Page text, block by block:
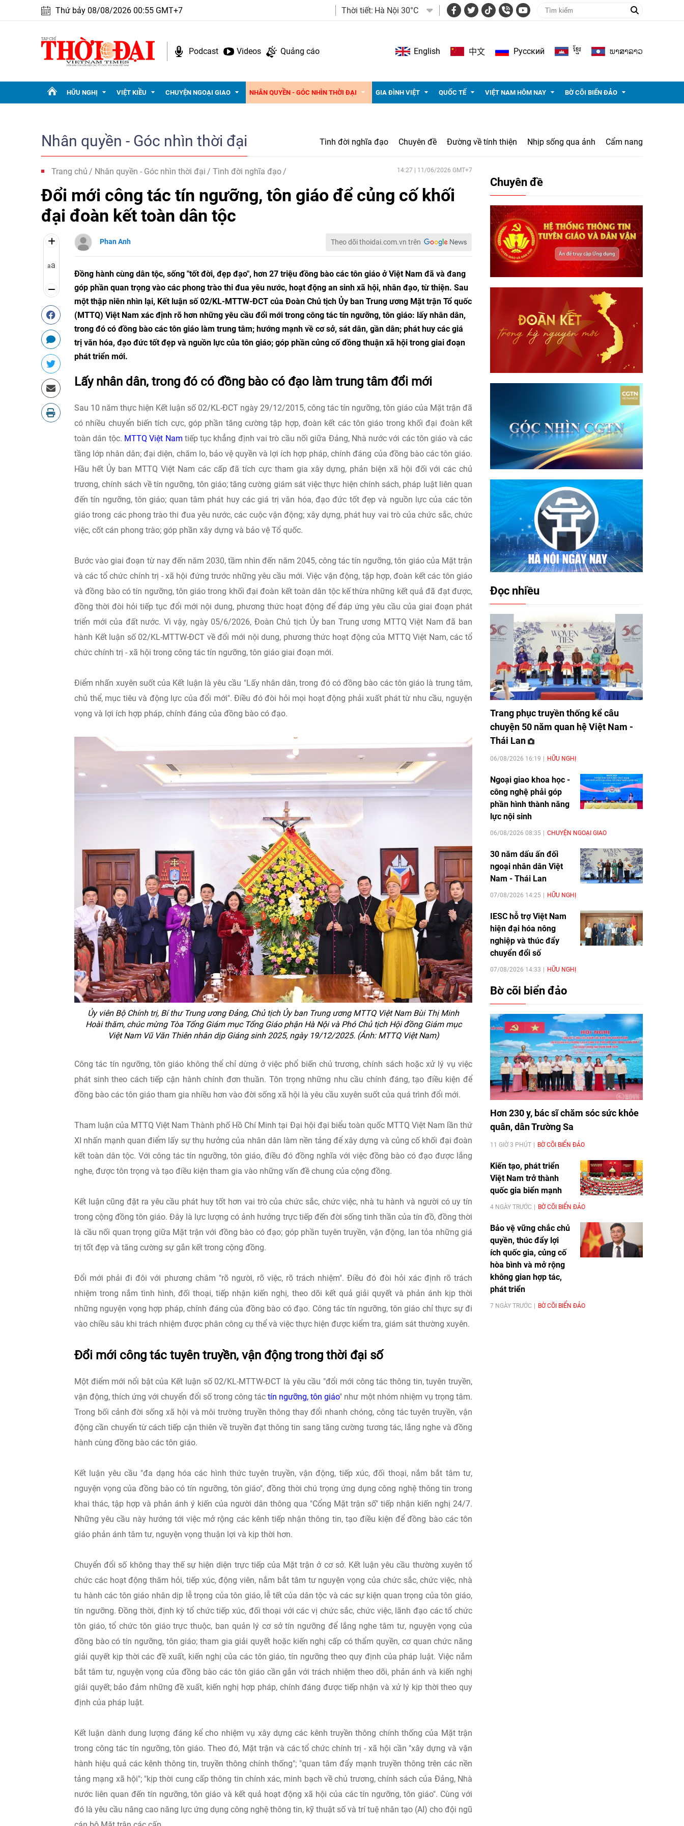
Thứ bảy 08/08/2026 00:55 GMT+7 Thời tiết: Hà Nội 30°C
Podcast Videos Quảng cáo English 中文 Pусский ខ្មែរ ພາ​ສາ​ລາວ
HỮU NGHỊ VIỆT KIỀU CHUYỆN NGOẠI GIAO NHÂN QUYỀN - GÓC NHÌN THỜI ĐẠI GIA ĐÌNH VIỆT QUỐC TẾ VIỆT NAM HÔM NAY BỜ CÕI BIỂN ĐẢO
Nhân quyền - Góc nhìn thời đại Tình đời nghĩa đạo Chuyên đề Đường về tính thiện Nhịp sống qua ảnh Cẩm nang
Trang chủ Nhân quyền - Góc nhìn thời đại Tình đời nghĩa đạo 14:27 | 11/06/2026 GMT+7
Đổi mới công tác tín ngưỡng, tôn giáo để củng cố khối
đại đoàn kết toàn dân tộc
aa
Phan Anh Theo dõi thoidai.com.vn trên
Đồng hành cùng dân tộc, sống "tốt đời, đẹp đạo", hơn 27 triệu đồng bào các tôn giáo ở Việt Nam đã và đang
góp phần quan trọng vào các phong trào thi đua yêu nước, hoạt động an sinh xã hội, nhân đạo, từ thiện. Sau
một thập niên nhìn lại, Kết luận số 02/KL-MTTW-ĐCT của Đoàn Chủ tịch Ủy ban Trung ương Mặt trận Tổ quốc
(MTTQ) Việt Nam xác định rõ hơn những yêu cầu đổi mới trong công tác tín ngưỡng, tôn giáo: lấy nhân dân,
trong đó có đồng bào các tôn giáo làm trung tâm; hướng mạnh về cơ sở, sát dân, gần dân; phát huy các giá
trị văn hóa, đạo đức tốt đẹp và nguồn lực của tôn giáo; góp phần củng cố đồng thuận xã hội trong giai đoạn
phát triển mới.
Lấy nhân dân, trong đó có đồng bào có đạo làm trung tâm đổi mới
Sau 10 năm thực hiện Kết luận số 02/KL-ĐCT ngày 29/12/2015, công tác tín ngưỡng, tôn giáo của Mặt trận đã
có nhiều chuyển biến tích cực, góp phần tăng cường tập hợp, đoàn kết các tôn giáo trong khối đại đoàn kết
toàn dân tộc. MTTQ Việt Nam tiếp tục khẳng định vai trò cầu nối giữa Đảng, Nhà nước với các tôn giáo và các
tầng lớp nhân dân; đại diện, chăm lo, bảo vệ quyền và lợi ích hợp pháp, chính đáng của đồng bào các tôn giáo.
Hầu hết Ủy ban MTTQ Việt Nam các cấp đã tích cực tham gia xây dựng, phản biện xã hội đối với các chủ
trương, chính sách về tín ngưỡng, tôn giáo; tăng cường giám sát việc thực hiện chính sách, pháp luật liên quan
đến tín ngưỡng, tôn giáo; quan tâm phát huy các giá trị văn hóa, đạo đức tốt đẹp và nguồn lực của các tôn
giáo trong các phong trào thi đua yêu nước, các cuộc vận động; xây dựng, phát huy vai trò của chức sắc, chức
việc, cốt cán phong trào; góp phần xây dựng và bảo vệ Tổ quốc.
Bước vào giai đoạn từ nay đến năm 2030, tầm nhìn đến năm 2045, công tác tín ngưỡng, tôn giáo của Mặt trận
và các tổ chức chính trị - xã hội đứng trước những yêu cầu mới. Việc vận động, tập hợp, đoàn kết các tôn giáo
và đồng bào có tín ngưỡng, tôn giáo trong khối đại đoàn kết toàn dân tộc kế thừa những kết quả đã đạt được,
đồng thời đòi hỏi tiếp tục đổi mới nội dung, phương thức hoạt động để đáp ứng yêu cầu của giai đoạn phát
triển mới của đất nước. Vì vậy, ngày 05/6/2026, Đoàn Chủ tịch Ủy ban Trung ương MTTQ Việt Nam đã ban
hành Kết luận số 02/KL-MTTW-ĐCT về đổi mới nội dung, phương thức hoạt động của MTTQ Việt Nam, các tổ
chức chính trị - xã hội trong công tác tín ngưỡng, tôn giáo giai đoạn mới.
Điểm nhấn xuyên suốt của Kết luận là yêu cầu "Lấy nhân dân, trong đó có đồng bào các tôn giáo là trung tâm,
chủ thể, mục tiêu và động lực của đổi mới". Điều đó đòi hỏi mọi hoạt động phải xuất phát từ nhu cầu, nguyện
vọng và lợi ích hợp pháp, chính đáng của đồng bào có đạo.
Ủy viên Bộ Chính trị, Bí thư Trung ương Đảng, Chủ tịch Ủy ban Trung ương MTTQ Việt Nam Bùi Thị Minh
Hoài thăm, chúc mừng Tòa Tổng Giám mục Tổng Giáo phận Hà Nội và Phó Chủ tịch Hội đồng Giám mục
Việt Nam Vũ Văn Thiên nhân dịp Giáng sinh 2025, ngày 19/12/2025. (Ảnh: MTTQ Việt Nam)
Công tác tín ngưỡng, tôn giáo không thể chỉ dừng ở việc phổ biến chủ trương, chính sách hoặc xử lý vụ việc
phát sinh theo cách tiếp cận hành chính đơn thuần. Tôn trọng những nhu cầu chính đáng, tạo điều kiện để
đồng bào các tôn giáo tham gia nhiều hơn vào đời sống xã hội là yêu cầu xuyên suốt của quá trình đổi mới.
Tham luận của MTTQ Việt Nam Thành phố Hồ Chí Minh tại Đại hội đại biểu toàn quốc MTTQ Việt Nam lần thứ
XI nhấn mạnh quan điểm lấy sự thụ hưởng của nhân dân làm nền tảng để xây dựng và củng cố khối đại đoàn
kết toàn dân tộc. Với công tác tín ngưỡng, tôn giáo, điều đó đồng nghĩa với việc đồng bào có đạo được lắng
nghe, được tôn trọng và tạo điều kiện tham gia vào những vấn đề chung của cộng đồng.
Kết luận cũng đặt ra yêu cầu phát huy tốt hơn vai trò của chức sắc, chức việc, nhà tu hành và người có uy tín
trong cộng đồng tôn giáo. Đây là lực lượng có ảnh hưởng trực tiếp đến đời sống tinh thần của tín đồ, đồng thời
là cầu nối quan trọng giữa Mặt trận với đồng bào có đạo; góp phần tuyên truyền, vận động, lan tỏa những giá
trị tốt đẹp và tăng cường sự gắn kết trong cộng đồng.
Đổi mới phải đi đôi với phương châm "rõ người, rõ việc, rõ trách nhiệm". Điều đó đòi hỏi xác định rõ trách
nhiệm trong nắm tình hình, đối thoại, tiếp nhận kiến nghị, theo dõi kết quả giải quyết và phản ánh kịp thời
những nguyện vọng hợp pháp, chính đáng của đồng bào có đạo. Công tác tín ngưỡng, tôn giáo chỉ thực sự đi
vào chiều sâu khi trách nhiệm được phân công cụ thể và việc thực hiện được kiểm tra, giám sát thường xuyên.
Đổi mới công tác tuyên truyền, vận động trong thời đại số
Một điểm mới nổi bật của Kết luận số 02/KL-MTTW-ĐCT là yêu cầu "đổi mới công tác thông tin, tuyên truyền,
vận động, thích ứng với chuyển đổi số trong công táctín ngưỡng, tôn giáo" như một nhóm nhiệm vụ trọng tâm.
Trong bối cảnh đời sống xã hội và môi trường truyền thông thay đổi nhanh chóng, công tác tuyên truyền, vận
động cần chuyển từ cách tiếp cận thiên về truyền đạt thông tin sang tăng cường tương tác, lắng nghe và đồng
hành cùng đồng bào các tôn giáo.
Kết luận yêu cầu "đa dạng hóa các hình thức tuyên truyền, vận động, tiếp xúc, đối thoại, nắm bắt tâm tư,
nguyện vọng của đồng bào có tín ngưỡng, tôn giáo", đồng thời chú trọng ứng dụng công nghệ thông tin trong
khai thác, tập hợp và phản ánh ý kiến của người dân thông qua "Cổng Mặt trận số" tiếp nhận kiến nghị 24/7.
Những yêu cầu này hướng tới việc mở rộng các kênh tiếp nhận thông tin, tạo điều kiện để đồng bào các tôn
giáo phản ánh tâm tư, nguyện vọng thuận lợi và kịp thời hơn.
Chuyển đổi số không thay thế sự hiện diện trực tiếp của Mặt trận ở cơ sở. Kết luận yêu cầu thường xuyên tổ
chức các hoạt động thăm hỏi, tiếp xúc, động viên, nắm bắt tâm tư nguyện vọng của chức sắc, chức việc, nhà
tu hành các tôn giáo nhân dịp lễ trọng của tôn giáo, lễ tết của dân tộc và các sự kiện quan trọng của tôn giáo,
tín ngưỡng. Đồng thời, định kỳ tổ chức tiếp xúc, đối thoại với các vị chức sắc, chức việc, lãnh đạo các tổ chức
tôn giáo, tổ chức tôn giáo trực thuộc, ban quản lý cơ sở tín ngưỡng để lắng nghe tâm tư, nguyện vọng của
đồng bào có tín ngưỡng, tôn giáo; tham gia giải quyết hoặc kiến nghị cấp có thẩm quyền, cơ quan chức năng
giải quyết kịp thời các đề xuất, kiến nghị của các tôn giáo, tín ngưỡng theo quy định của pháp luật. Việc nắm
bắt tâm tư, nguyện vọng của đồng bào các tôn giáo cần gắn với trách nhiệm theo dõi, phản ánh và kiến nghị
giải quyết; bảo đảm những đề xuất, kiến nghị hợp pháp, chính đáng được tiếp nhận và xử lý kịp thời theo quy
định của pháp luật.
Kết luận dành dung lượng đáng kể cho nhiệm vụ xây dựng các kênh truyền thông chính thống của Mặt trận
trong công tác tín ngưỡng, tôn giáo. Theo đó, Mặt trận và các tổ chức chính trị - xã hội cần "xây dựng và vận
hành hiệu quả các kênh thông tin, truyền thông chính thống"; "quan tâm đẩy mạnh truyền thông trên các nền
tảng mạng xã hội"; "kịp thời cung cấp thông tin chính xác, minh bạch về chủ trương, chính sách của Đảng, Nhà
nước liên quan đến tín ngưỡng, tôn giáo và kết quả hoạt động xã hội của các tín ngưỡng, tôn giáo". Cùng với
đó là yêu cầu nâng cao năng lực ứng dụng công nghệ thông tin, kỹ thuật số và trí tuệ nhân tạo (AI) cho đội ngũ
Chuyên đề
Đọc nhiều
Trang phục truyền thống kể câu
chuyện 50 năm quan hệ Việt Nam -
Thái Lan
06/08/2026 16:19 HỮU NGHỊ
Ngoại giao khoa học -
công nghệ phải góp
phần hình thành năng
lực nội sinh
06/08/2026 08:35 CHUYỆN NGOẠI GIAO
30 năm dấu ấn đối
ngoại nhân dân Việt
Nam - Thái Lan
07/08/2026 14:25 HỮU NGHỊ
IESC hỗ trợ Việt Nam
hiện đại hóa nông
nghiệp và thúc đẩy
chuyển đổi số
07/08/2026 14:33 HỮU NGHỊ
Bờ cõi biển đảo
Hơn 230 y, bác sĩ chăm sóc sức khỏe
quân, dân Trường Sa
11 GIỜ 3 PHÚT BỜ CÕI BIỂN ĐẢO
Kiến tạo, phát triển
Việt Nam trở thành
quốc gia biển mạnh
4 NGÀY TRƯỚC BỜ CÕI BIỂN ĐẢO
Bảo vệ vững chắc chủ
quyền, thúc đẩy lợi
ích quốc gia, củng cố
hòa bình và mở rộng
không gian hợp tác,
phát triển
7 NGÀY TRƯỚC BỜ CÕI BIỂN ĐẢO